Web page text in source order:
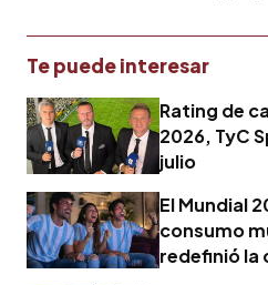
Te puede interesar
Rating de
2026, TyC
julio
El Mundial
consumo
redefinió la